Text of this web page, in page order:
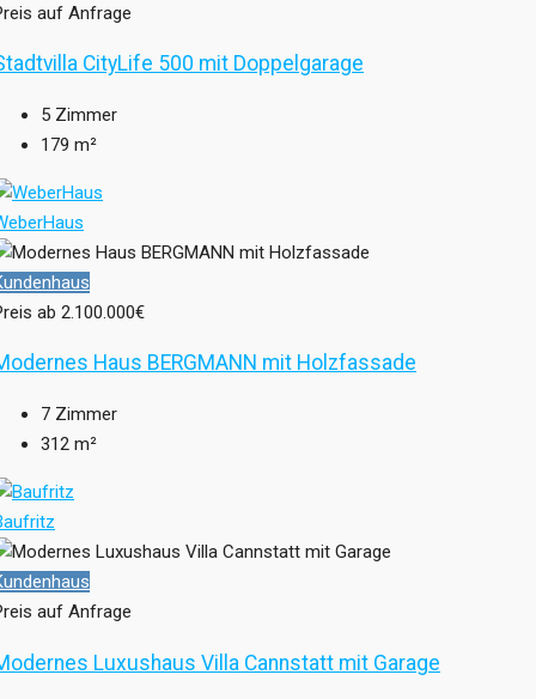
auf Anfrage
CityLife 500 mit Doppelgarage
5 Zimmer
179 m²
ab 2.100.000€
Haus BERGMANN mit Holzfassade
7 Zimmer
312 m²
auf Anfrage
Luxushaus Villa Cannstatt mit Garage